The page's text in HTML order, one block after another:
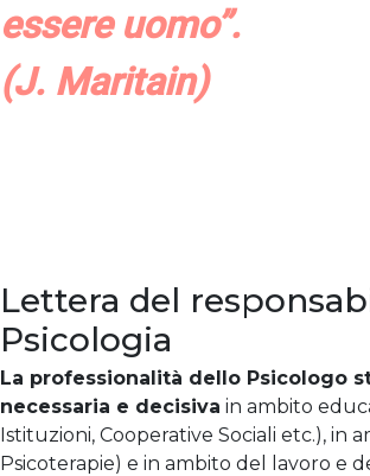
essere uomo”.
(J. Maritain)
Lettera del
Psicologia
La professionalità dello Psicologo
necessaria e decisiva in ambito
Istituzioni, Cooperative Sociali etc.), in
Psicoterapie) e in ambito del lavoro e